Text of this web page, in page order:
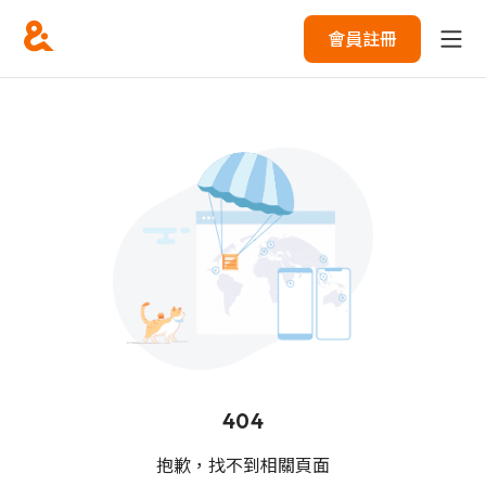
會員註冊
404
抱歉，找不到相關頁面